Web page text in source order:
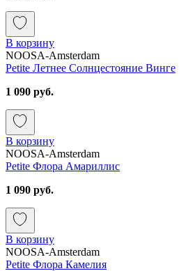
В корзину
NOOSA-Amsterdam
Petite Летнее Солнцестояние Винге
1 090 руб.
В корзину
NOOSA-Amsterdam
Petite Флора Амариллис
1 090 руб.
В корзину
NOOSA-Amsterdam
Petite Флора Камелия